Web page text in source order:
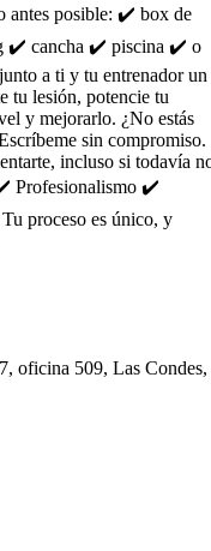
antes posible: ✔️ box de
✔️ cancha ✔️ piscina ✔️ o
a ti y tu entrenador un
tu lesión, potencie tu
y mejorarlo. ¿No estás
sin compromiso.
incluso si todavía
Profesionalismo ✔️
proceso es único, y
oficina 509, Las Condes,